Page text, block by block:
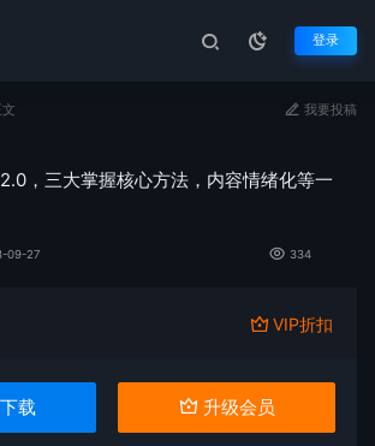
登录
文 我要投稿
，三大掌握核心方法，内容情绪化等一
09-27 334
VIP折扣
载 升级会员